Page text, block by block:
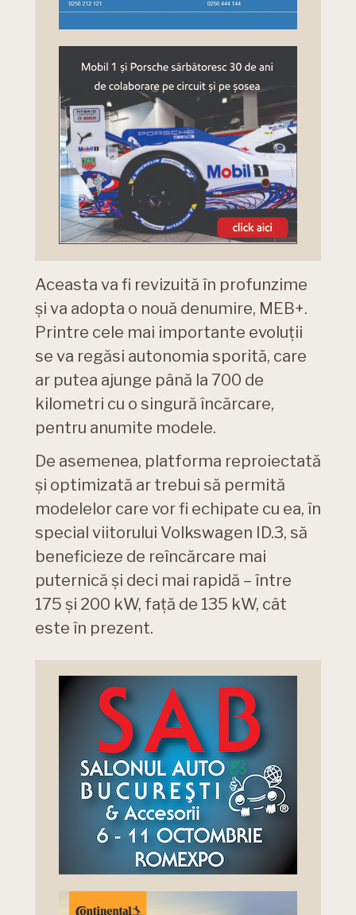
Aceasta va fi revizuită în profunzime
și va adopta o nouă denumire, MEB+.
Printre cele mai importante evoluții
se va regăsi autonomia sporită, care
ar putea ajunge până la 700 de
kilometri cu o singură încărcare,
pentru anumite modele.
De asemenea, platforma reproiectată
și optimizată ar trebui să permită
modelelor care vor fi echipate cu ea, în
special viitorului Volkswagen ID.3, să
beneficieze de reîncărcare mai
puternică și deci mai rapidă – între
175 și 200 kW, față de 135 kW, cât
este în prezent.